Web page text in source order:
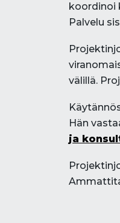
koordinoi
Palvelu
välillä.
Hän
ja